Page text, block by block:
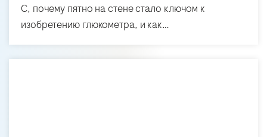
C, почему пятно на стене стало ключом к
изобретению глюкометра, и как…